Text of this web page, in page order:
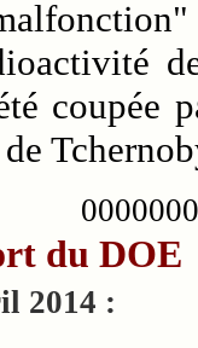
coupée
du DOE
2014 :